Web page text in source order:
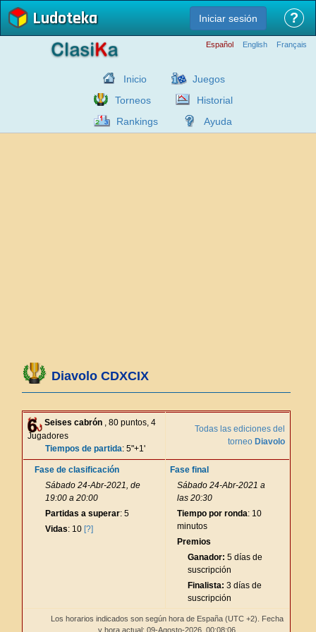
Ludoteka Iniciar sesión ?
Español English Français
Inicio
Juegos
Torneos
Historial
Rankings
Ayuda
Diavolo CDXCIX
Seises cabrón , 80 puntos, 4
Jugadores
Tiempos de partida: 5"+1'
Todas las ediciones del
torneo Diavolo
Fase de clasificación
Sábado 24-Abr-2021, de
19:00 a 20:00
Partidas a superar: 5
Vidas: 10 [?]
Fase final
Sábado 24-Abr-2021 a
las 20:30
Tiempo por ronda: 10
minutos
Premios
Ganador: 5 días de
suscripción
Finalista: 3 días de
suscripción
Los horarios indicados son según hora de España (UTC +2). Fecha
y hora actual: 09-Agosto-2026, 00:08:06